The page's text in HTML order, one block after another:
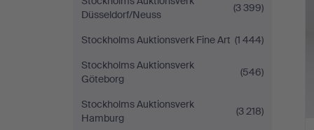
Düsseldorf/Neuss
(3 399)
Stockholms Auktionsverk Fine Art (1 444)
Stockholms Auktionsverk
Göteborg
(546)
Stockholms Auktionsverk
Hamburg
(3 218)